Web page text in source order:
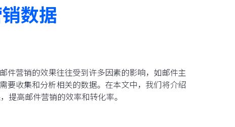
数据
件营销的效果往往受到许多因素的影响，如邮件主
要收集和分析相关的数据。在本文中，我们将介绍
提高邮件营销的效率和转化率。